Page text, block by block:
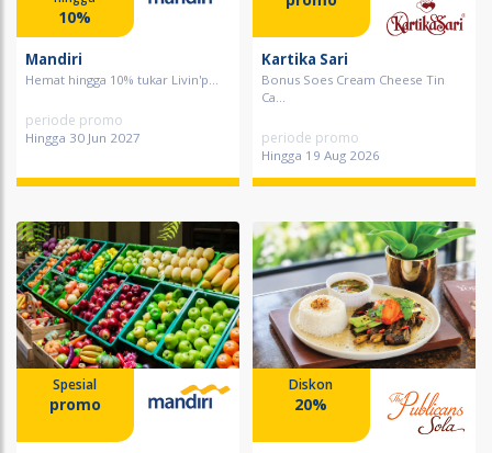
10%
Mandiri
Hemat hingga 10% tukar Livin'p...
periode promo
Hingga 30 Jun 2027
Kartika Sari
Bonus Soes Cream Cheese Tin
Ca...
periode promo
Hingga 19 Aug 2026
Spesial
promo
Diskon
20%